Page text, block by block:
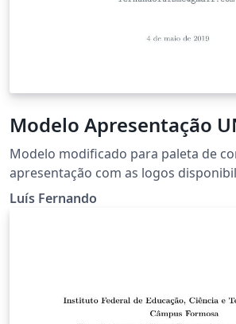
Modelo Apresentação
Modelo modificado para paleta de
apresentação com as logos
próprio site da Universidade. #Universidade de Brasília
Luís Fernando